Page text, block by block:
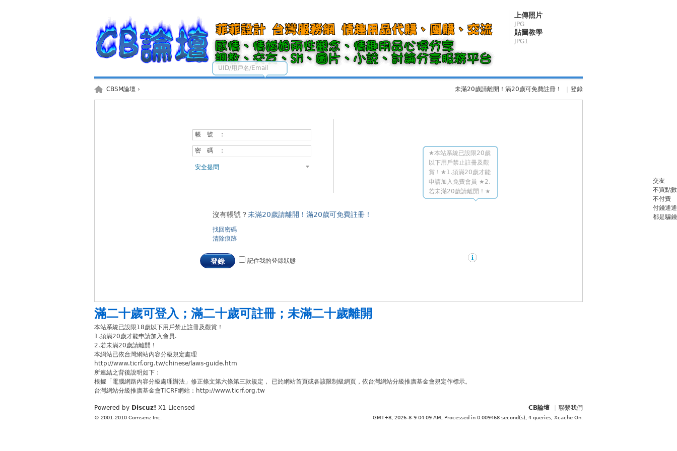
UID/用戶名/Email
★本站系統已設限20歲
以下用戶禁止註冊及觀
賞！★1.須滿20歲才能
申請加入免費會員 ★2.
若未滿20歲請離開！★
上傳照片
JPG
貼圖教學
JPG1
未滿20歲請離開！滿20歲可免費註冊！ 登錄
CBSM論壇 ›
帳 號 ：
密 碼 ：
安全提問
沒有帳號？未滿20歲請離開！滿20歲可免費註冊！
找回密碼
清除痕跡
登錄 記住我的登錄狀態
滿二十歲可登入 ； 滿二十歲可註冊 ； 未滿二十歲離開
本站系統已設限18歲以下用戶禁止註冊及觀賞！
1.須滿20歲才能申請加入會員.
2.若未滿20歲請離開！
本網站已依台灣網站內容分級規定處理
http://www.ticrf.org.tw/chinese/laws-guide.htm
所連結之背後說明如下：
根據「電腦網路內容分級處理辦法」修正條文第六條第三款規定， 已於網站首頁或各該限制級網頁，依台灣網站分級推廣基金會規定作標示。
台灣網站分級推廣基金會TICRF網站：http://www.ticrf.org.tw
交友
不買點數
不付費
付錢通通
都是騙錢
CB論壇 聯繫我們
GMT+8, 2026-8-9 04:09 AM, Processed in 0.009468 second(s), 4 queries, Xcache On
Powered by Discuz! X1 Licensed
© 2001-2010 Comsenz Inc.